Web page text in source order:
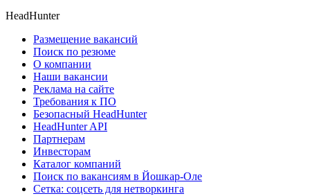
HeadHunter
Размещение вакансий
Поиск по резюме
О компании
Наши вакансии
Реклама на сайте
Требования к ПО
Безопасный HeadHunter
HeadHunter API
Партнерам
Инвесторам
Каталог компаний
Поиск по вакансиям в Йошкар-Оле
Сетка: соцсеть для нетворкинга